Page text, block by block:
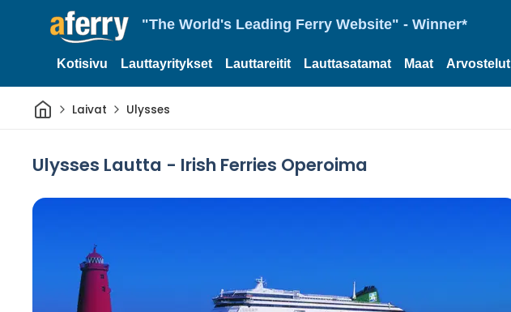
"The World's Leading Ferry Website" - Winner*
Kotisivu Lauttayritykset Lauttareitit Lauttasatamat Maat Arvostelut
KotiinLaivat Ulysses
Ulysses Lautta - Irish Ferries Operoima